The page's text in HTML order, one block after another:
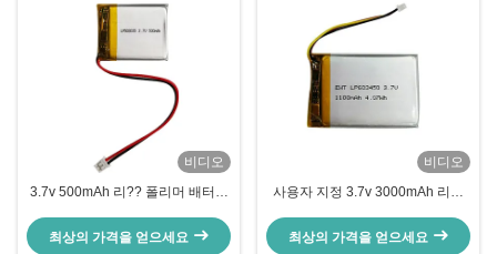
비디오
3.7v 500mAh 리?? 폴리머 배터리
최상의 가격을 얻으세요
비디오
사용자 지정 3.7v 3000mAh 리포
LP656360
최상의 가격을 얻으세요